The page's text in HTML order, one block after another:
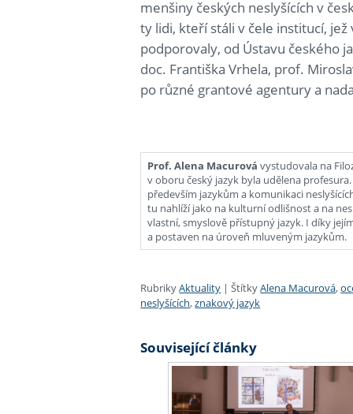
menšiny českých neslyšících v
ty lidi, kteří stáli v čele institucí,
podporovaly, od Ústavu českého
doc. Františka Vrhela, prof.
po různé grantové agentury a
Prof. Alena Macurová vystudovala na
v oboru český jazyk byla udělena
především jazykům a komunikaci
tu nahlíží jako na kulturní odlišnost a na
vlastní, smyslově přístupný jazyk. I díky
a postaven na úroveň mluveným jazykům.
RubrikyAktuality |ŠtítkyAlena Macurová,
neslyšících,znakový jazyk
Související články